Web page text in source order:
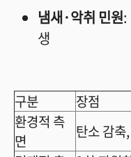
냄새·악취 민원:
생
구분 장점
환경적 측
면
탄소 감축